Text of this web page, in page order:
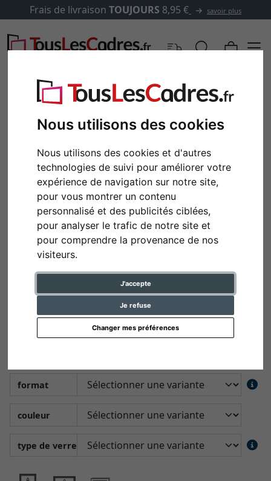
Nous utilisons des cookies
Nous utilisons des cookies et d'autres
technologies de suivi pour améliorer votre
expérience de navigation sur notre site,
pour vous montrer un contenu
personnalisé et des publicités ciblées,
pour analyser le trafic de notre site et
pour comprendre la provenance de nos
visiteurs.
J'accepte
Je refuse
Changer mes préférences
Frais de livraison TOUJOURS 8,95 € savoir plus
Cadre Figari avec passe-partout
format
couleur
type de verre